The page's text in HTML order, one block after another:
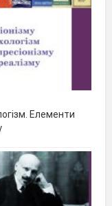
Елементи